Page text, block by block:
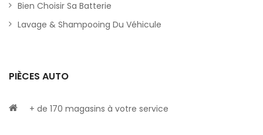
Bien Choisir Sa Batterie
Lavage & Shampooing Du Véhicule
PIÈCES AUTO
+ de 170 magasins à votre service